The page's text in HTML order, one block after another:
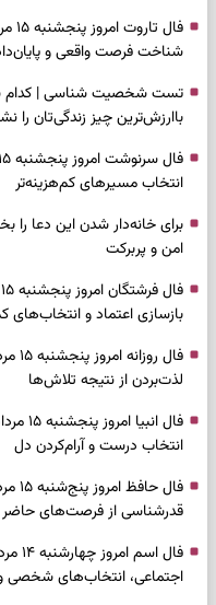
شناخت فرصت واقعی و
تست شخصیت شناسی | کدام
باارزش‌ترین چیز زندگی‌تان را
انتخاب مسیرهای کم‌هزینه‌تر
برای خانه‌دار شدن این دعا را
امن و پربرکت
بازسازی اعتماد و
لذت‌بردن از نتیجه تلاش‌ها
انتخاب درست و آرام‌کردن دل
قدرشناسی از فرصت‌های حاضر
اجتماعی، انتخاب‌های شخصی و